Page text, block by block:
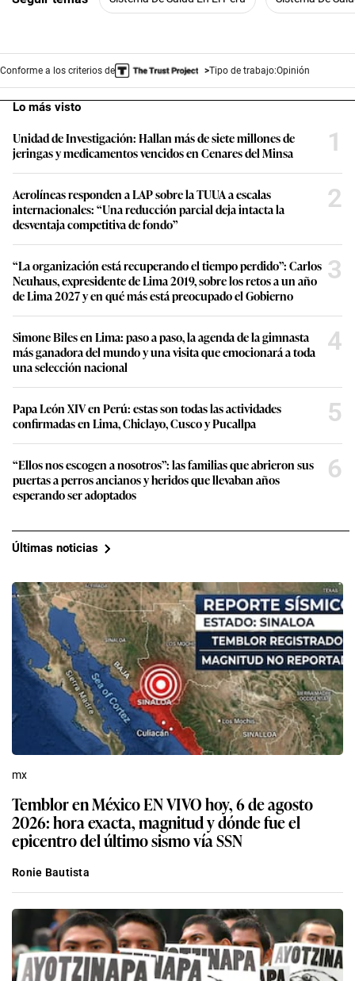
Conforme a los criterios de Tipo de trabajo:Opinión
Lo más visto
Unidad de Investigación: Hallan más de siete millones de
jeringas y medicamentos vencidos en Cenares del Minsa
1
Aerolíneas responden a LAP sobre la TUUA a escalas
internacionales: “Una reducción parcial deja intacta la
desventaja competitiva de fondo”
2
“La organización está recuperando el tiempo perdido”: Carlos
Neuhaus, expresidente de Lima 2019, sobre los retos a un año
de Lima 2027 y en qué más está preocupado el Gobierno
3
Simone Biles en Lima: paso a paso, la agenda de la gimnasta
más ganadora del mundo y una visita que emocionará a toda
una selección nacional
4
Papa León XIV en Perú: estas son todas las actividades
confirmadas en Lima, Chiclayo, Cusco y Pucallpa
5
“Ellos nos escogen a nosotros”: las familias que abrieron sus
puertas a perros ancianos y heridos que llevaban años
esperando ser adoptados
6
Últimas noticias
mx
Temblor en México EN VIVO hoy, 6 de agosto
2026: hora exacta, magnitud y dónde fue el
epicentro del último sismo vía SSN
Ronie Bautista